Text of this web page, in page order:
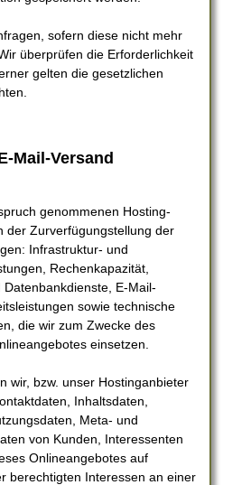
sofern diese nicht mehr
überprüfen die Erforderlichkeit
gelten die gesetzlichen
Mail-Versand
genommenen Hosting-
der Zurverfügungstellung der
Infrastruktur- und
Rechenkapazität,
E-Mail-
sowie technische
die wir zum Zwecke des
einsetzen.
wir, bzw. unser Hostinganbieter
Inhaltsdaten,
Meta- und
von Kunden, Interessenten
Onlineangebotes auf
berechtigten Interessen an einer